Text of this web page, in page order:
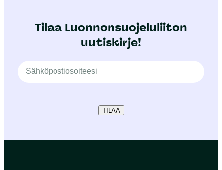
Tilaa Luonnonsuojeluliiton
uutiskirje!
TILAA